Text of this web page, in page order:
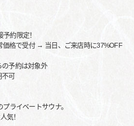
約限定！
価格で受付 → 当日、ご来店時に37%OFF
予約は対象外
不可
ライベートサウナ。
気！